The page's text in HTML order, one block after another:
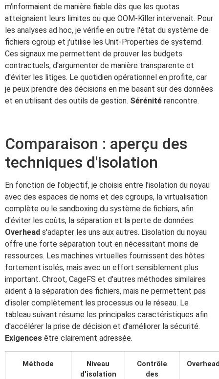
m'informaient de manière fiable dès que les quotas
atteignaient leurs limites ou que OOM-Killer intervenait. Pour
les analyses ad hoc, je vérifie en outre l'état du système de
fichiers cgroup et j'utilise les Unit-Properties de systemd.
Ces signaux me permettent de prouver les budgets
contractuels, d'argumenter de manière transparente et
d'éviter les litiges. Le quotidien opérationnel en profite, car
je peux prendre des décisions en me basant sur des données
et en utilisant des outils de gestion. Sérénité rencontre.
Comparaison : aperçu des
techniques d'isolation
En fonction de l'objectif, je choisis entre l'isolation du noyau
avec des espaces de noms et des cgroups, la virtualisation
complète ou le sandboxing du système de fichiers, afin
d'éviter les coûts, la séparation et la perte de données.
Overhead s'adapter les uns aux autres. L'isolation du noyau
offre une forte séparation tout en nécessitant moins de
ressources. Les machines virtuelles fournissent des hôtes
fortement isolés, mais avec un effort sensiblement plus
important. Chroot, CageFS et d'autres méthodes similaires
aident à la séparation des fichiers, mais ne permettent pas
d'isoler complètement les processus ou le réseau. Le
tableau suivant résume les principales caractéristiques afin
d'accélérer la prise de décision et d'améliorer la sécurité.
Exigences être clairement adressée.
Méthode
Niveau
d'isolation
Contrôle
des